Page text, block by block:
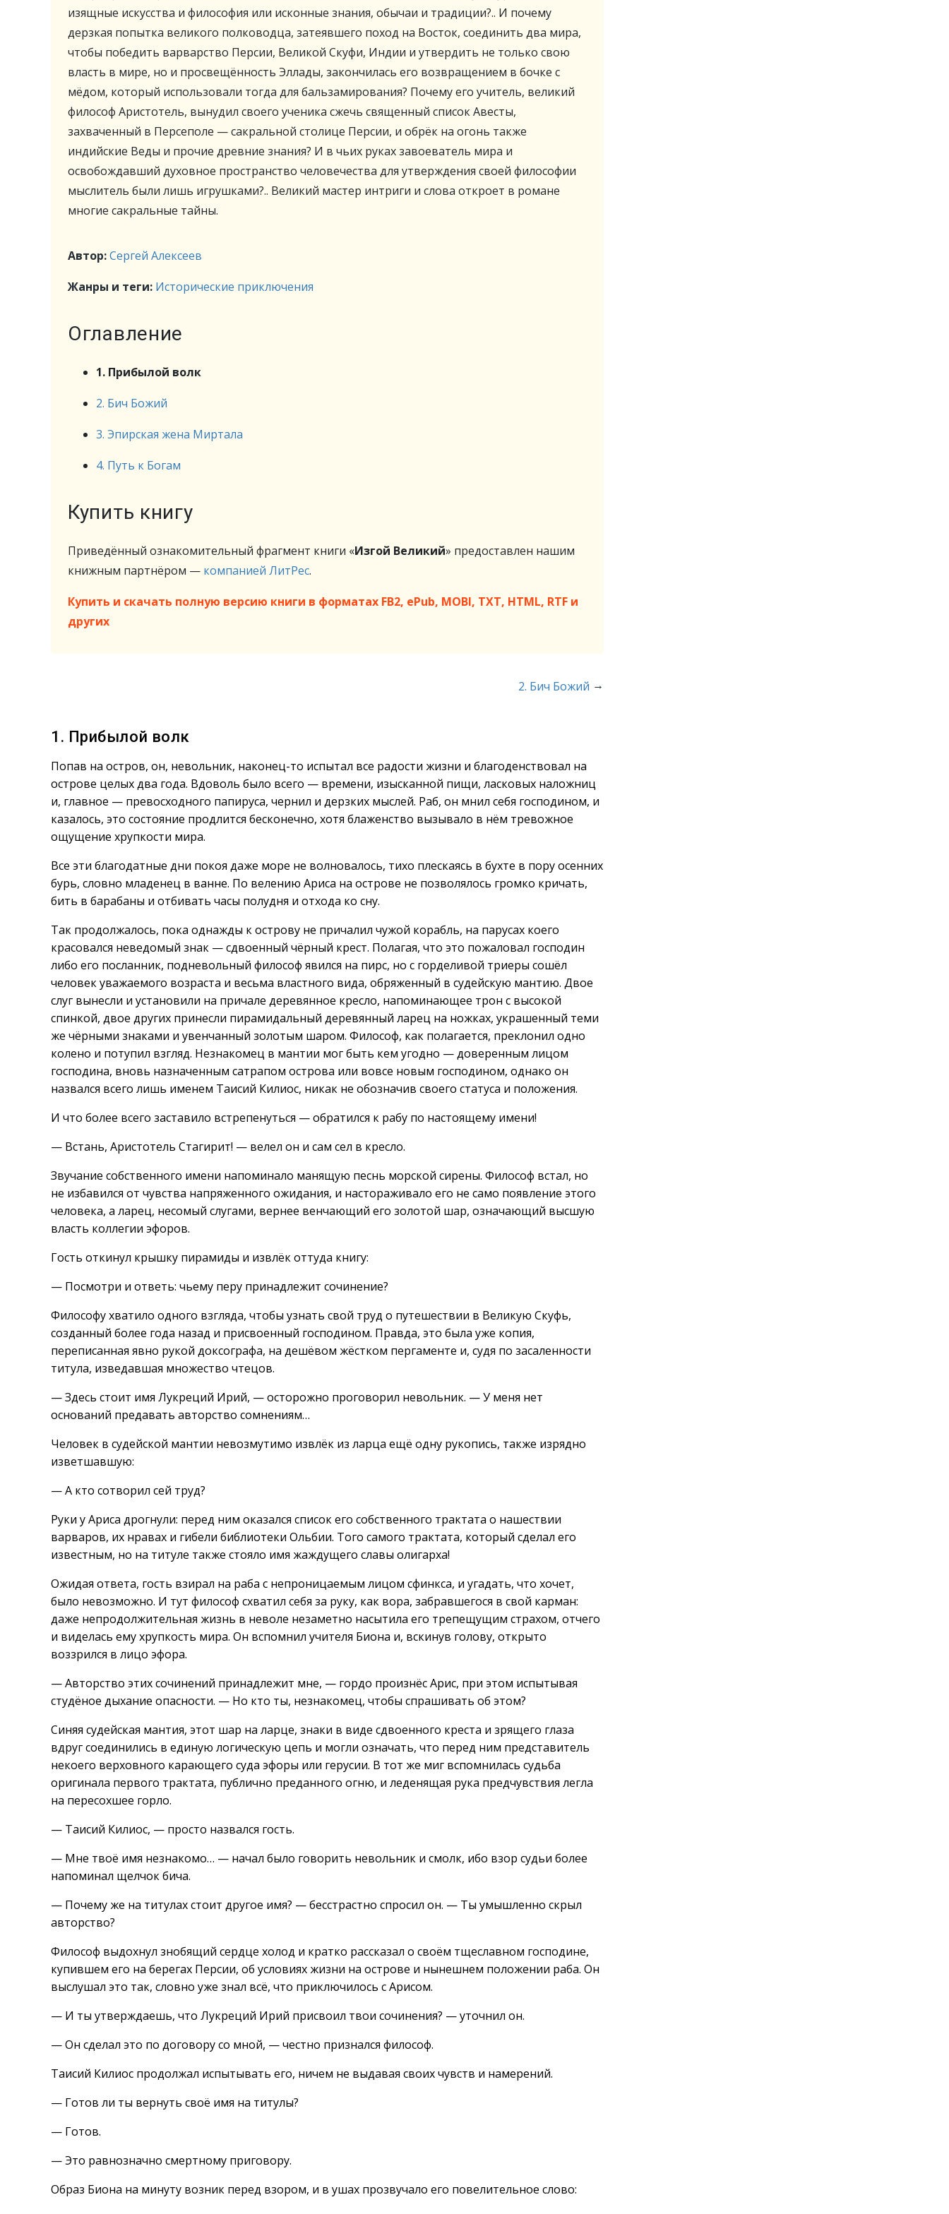
изящные искусства и философия или исконные знания, обычаи и традиции?.. И почему
дерзкая попытка великого полководца, затеявшего поход на Восток, соединить два мира,
чтобы победить варварство Персии, Великой Скуфи, Индии и утвердить не только свою
власть в мире, но и просвещённость Эллады, закончилась его возвращением в бочке с
мёдом, который использовали тогда для бальзамирования? Почему его учитель, великий
философ Аристотель, вынудил своего ученика сжечь священный список Авесты,
захваченный в Персеполе — сакральной столице Персии, и обрёк на огонь также
индийские Веды и прочие древние знания? И в чьих руках завоеватель мира и
освобождавший духовное пространство человечества для утверждения своей философии
мыслитель были лишь игрушками?.. Великий мастер интриги и слова откроет в романе
многие сакральные тайны.
Автор:Сергей Алексеев
Жанры и теги: Исторические приключения
Оглавление
1. Прибылой волк
2. Бич Божий
3. Эпирская жена Миртала
4. Путь к Богам
Купить книгу
Приведённый ознакомительный фрагмент книги «Изгой Великий» предоставлен нашим
книжным партнёром — компанией ЛитРес.
Купить и скачать полную версию книги в форматах FB2, ePub, MOBI, TXT, HTML, RTF и
других
2. Бич Божий →
1. Прибылой волк
Попав на остров, он, невольник, наконец-то испытал все радости жизни и благоденствовал на
острове целых два года. Вдоволь было всего — времени, изысканной пищи, ласковых наложниц
и, главное — превосходного папируса, чернил и дерзких мыслей. Раб, он мнил себя господином, и
казалось, это состояние продлится бесконечно, хотя блаженство вызывало в нём тревожное
ощущение хрупкости мира.
Все эти благодатные дни покоя даже море не волновалось, тихо плескаясь в бухте в пору осенних
бурь, словно младенец в ванне. По велению Ариса на острове не позволялось громко кричать,
бить в барабаны и отбивать часы полудня и отхода ко сну.
Так продолжалось, пока однажды к острову не причалил чужой корабль, на парусах коего
красовался неведомый знак — сдвоенный чёрный крест. Полагая, что это пожаловал господин
либо его посланник, подневольный философ явился на пирс, но с горделивой триеры сошёл
человек уважаемого возраста и весьма властного вида, обряженный в судейскую мантию. Двое
слуг вынесли и установили на причале деревянное кресло, напоминающее трон с высокой
спинкой, двое других принесли пирамидальный деревянный ларец на ножках, украшенный теми
же чёрными знаками и увенчанный золотым шаром. Философ, как полагается, преклонил одно
колено и потупил взгляд. Незнакомец в мантии мог быть кем угодно — доверенным лицом
господина, вновь назначенным сатрапом острова или вовсе новым господином, однако он
назвался всего лишь именем Таисий Килиос, никак не обозначив своего статуса и положения.
И что более всего заставило встрепенуться — обратился к рабу по настоящему имени!
— Встань, Аристотель Стагирит! — велел он и сам сел в кресло.
Звучание собственного имени напоминало манящую песнь морской сирены. Философ встал, но
не избавился от чувства напряженного ожидания, и настораживало его не само появление этого
человека, а ларец, несомый слугами, вернее венчающий его золотой шар, означающий высшую
власть коллегии эфоров.
Гость откинул крышку пирамиды и извлёк оттуда книгу:
— Посмотри и ответь: чьему перу принадлежит сочинение?
Философу хватило одного взгляда, чтобы узнать свой труд о путешествии в Великую Скуфь,
созданный более года назад и присвоенный господином. Правда, это была уже копия,
переписанная явно рукой доксографа, на дешёвом жёстком пергаменте и, судя по засаленности
титула, изведавшая множество чтецов.
— Здесь стоит имя Лукреций Ирий, — осторожно проговорил невольник. — У меня нет
оснований предавать авторство сомнениям…
Человек в судейской мантии невозмутимо извлёк из ларца ещё одну рукопись, также изрядно
изветшавшую:
— А кто сотворил сей труд?
Руки у Ариса дрогнули: перед ним оказался список его собственного трактата о нашествии
варваров, их нравах и гибели библиотеки Ольбии. Того самого трактата, который сделал его
известным, но на титуле также стояло имя жаждущего славы олигарха!
Ожидая ответа, гость взирал на раба с непроницаемым лицом сфинкса, и угадать, что хочет,
было невозможно. И тут философ схватил себя за руку, как вора, забравшегося в свой карман:
даже непродолжительная жизнь в неволе незаметно насытила его трепещущим страхом, отчего
и виделась ему хрупкость мира. Он вспомнил учителя Биона и, вскинув голову, открыто
воззрился в лицо эфора.
— Авторство этих сочинений принадлежит мне, — гордо произнёс Арис, при этом испытывая
студёное дыхание опасности. — Но кто ты, незнакомец, чтобы спрашивать об этом?
Синяя судейская мантия, этот шар на ларце, знаки в виде сдвоенного креста и зрящего глаза
вдруг соединились в единую логическую цепь и могли означать, что перед ним представитель
некоего верховного карающего суда эфоры или герусии. В тот же миг вспомнилась судьба
оригинала первого трактата, публично преданного огню, и леденящая рука предчувствия легла
на пересохшее горло.
— Таисий Килиос, — просто назвался гость.
— Мне твоё имя незнакомо… — начал было говорить невольник и смолк, ибо взор судьи более
напоминал щелчок бича.
— Почему же на титулах стоит другое имя? — бесстрастно спросил он. — Ты умышленно скрыл
авторство?
Философ выдохнул знобящий сердце холод и кратко рассказал о своём тщеславном господине,
купившем его на берегах Персии, об условиях жизни на острове и нынешнем положении раба. Он
выслушал это так, словно уже знал всё, что приключилось с Арисом.
— И ты утверждаешь, что Лукреций Ирий присвоил твои сочинения? — уточнил он.
— Он сделал это по договору со мной, — честно признался философ.
Таисий Килиос продолжал испытывать его, ничем не выдавая своих чувств и намерений.
— Готов ли ты вернуть своё имя на титулы?
— Готов.
— Это равнозначно смертному приговору.
Образ Биона на минуту возник перед взором, и в ушах прозвучало его повелительное слово: